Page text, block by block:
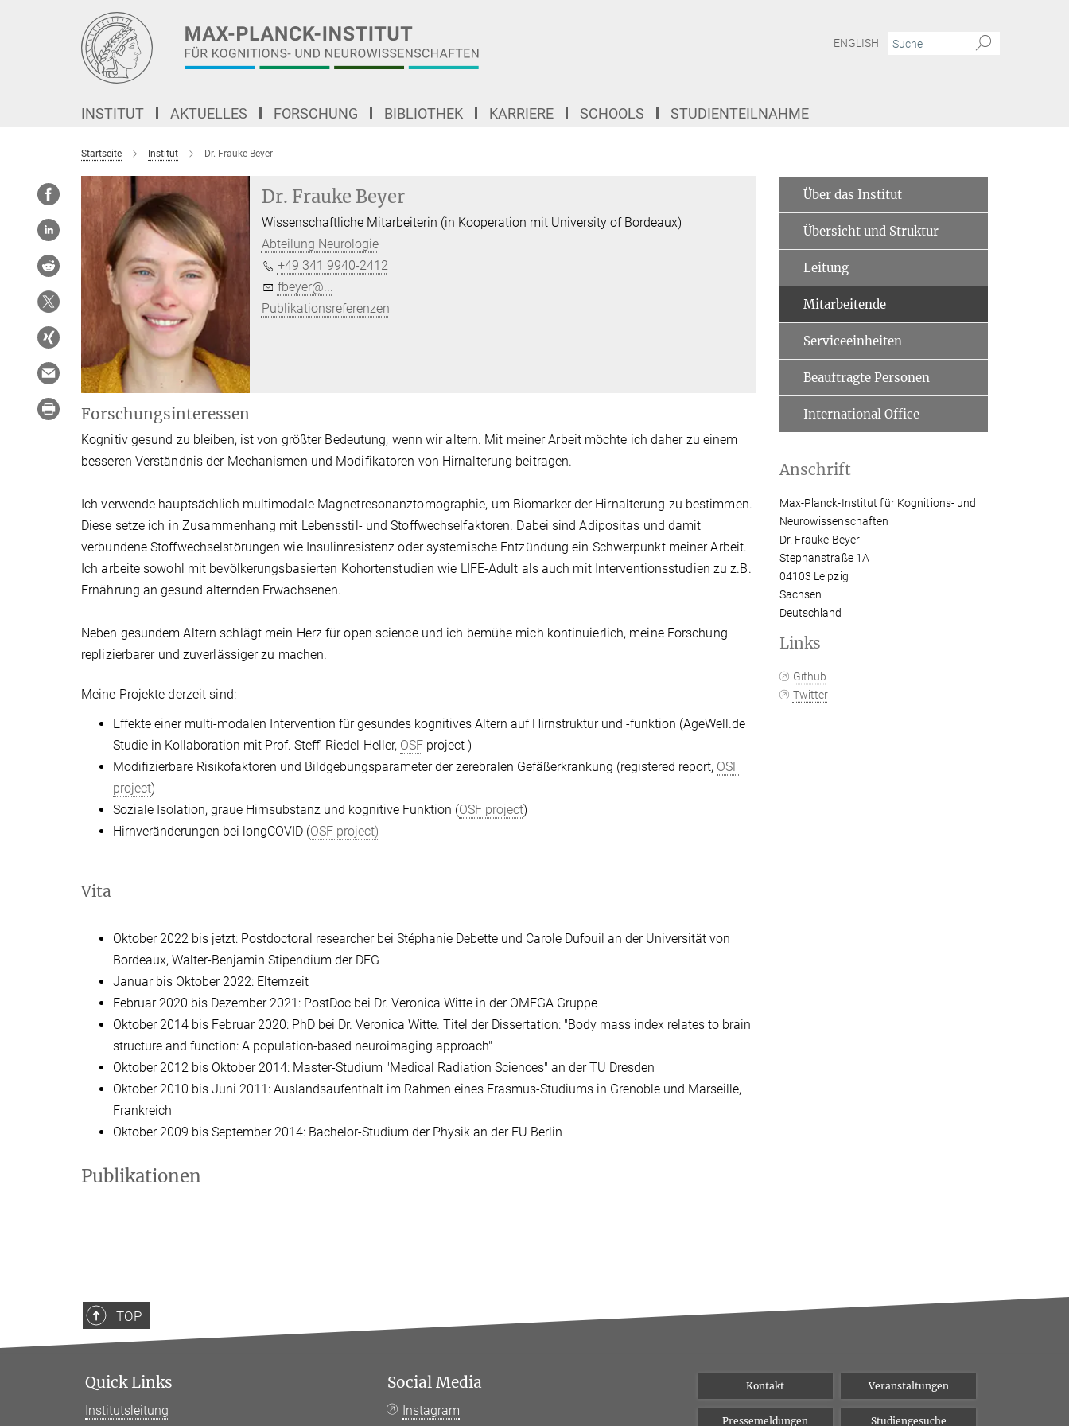
ENGLISH
INSTITUT AKTUELLES FORSCHUNG BIBLIOTHEK KARRIERE SCHOOLS STUDIENTEILNAHME
Startseite Institut Dr. Frauke Beyer
Dr. Frauke Beyer
Wissenschaftliche Mitarbeiterin (in Kooperation mit University of Bordeaux)
Abteilung Neurologie
+49 341 9940-2412
fbeyer@...
Publikationsreferenzen
Forschungsinteressen
Kognitiv gesund zu bleiben, ist von größter Bedeutung, wenn wir altern. Mit meiner Arbeit möchte ich daher zu einem
besseren Verständnis der Mechanismen und Modifikatoren von Hirnalterung beitragen.
Ich verwende hauptsächlich multimodale Magnetresonanztomographie, um Biomarker der Hirnalterung zu bestimmen.
Diese setze ich in Zusammenhang mit Lebensstil- und Stoffwechselfaktoren. Dabei sind Adipositas und damit
verbundene Stoffwechselstörungen wie Insulinresistenz oder systemische Entzündung ein Schwerpunkt meiner Arbeit.
Ich arbeite sowohl mit bevölkerungsbasierten Kohortenstudien wie LIFE-Adult als auch mit Interventionsstudien zu z.B.
Ernährung an gesund alternden Erwachsenen.
Neben gesundem Altern schlägt mein Herz für open science und ich bemühe mich kontinuierlich, meine Forschung
replizierbarer und zuverlässiger zu machen.
Meine Projekte derzeit sind:
Effekte einer multi-modalen Intervention für gesundes kognitives Altern auf Hirnstruktur und -funktion (AgeWell.de
Studie in Kollaboration mit Prof. Steffi Riedel-Heller, OSF project )
Modifizierbare Risikofaktoren und Bildgebungsparameter der zerebralen Gefäßerkrankung (registered report, OSF
project)
Soziale Isolation, graue Hirnsubstanz und kognitive Funktion (OSF project)
Hirnveränderungen bei longCOVID (OSF project)
Vita
Oktober 2022 bis jetzt: Postdoctoral researcher bei Stéphanie Debette und Carole Dufouil an der Universität von
Bordeaux, Walter-Benjamin Stipendium der DFG
Januar bis Oktober 2022: Elternzeit
Februar 2020 bis Dezember 2021: PostDoc bei Dr. Veronica Witte in der OMEGA Gruppe
Oktober 2014 bis Februar 2020: PhD bei Dr. Veronica Witte. Titel der Dissertation: "Body mass index relates to brain
structure and function: A population-based neuroimaging approach"
Oktober 2012 bis Oktober 2014: Master-Studium "Medical Radiation Sciences" an der TU Dresden
Oktober 2010 bis Juni 2011: Auslandsaufenthalt im Rahmen eines Erasmus-Studiums in Grenoble und Marseille,
Frankreich
Oktober 2009 bis September 2014: Bachelor-Studium der Physik an der FU Berlin
Publikationen
Über das Institut
Übersicht und Struktur
Leitung
Mitarbeitende
Serviceeinheiten
Beauftragte Personen
International Office
Anschrift
Max-Planck-Institut für Kognitions- und
Neurowissenschaften
Dr. Frauke Beyer
Stephanstraße 1A
04103 Leipzig
Sachsen
Deutschland
Links
Github
Twitter
TOP
Quick Links
Institutsleitung
Social Media
Instagram
Kontakt Veranstaltungen
Pressemeldungen Studiengesuche